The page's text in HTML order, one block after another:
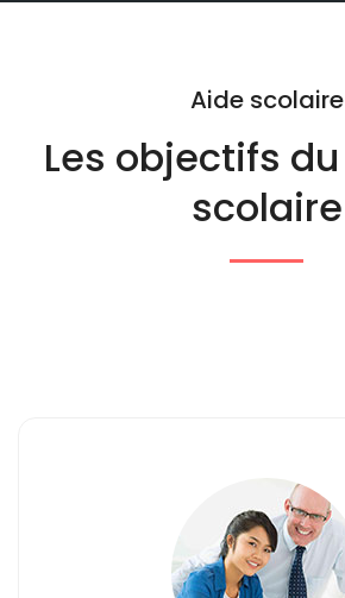
Aide scolaire
Les objectifs du
scolaire